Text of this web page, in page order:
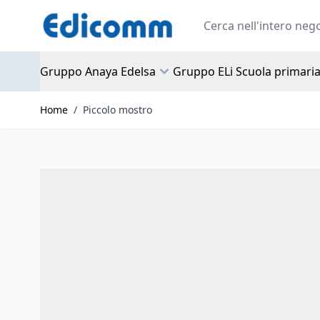
Search
Gruppo Anaya Edelsa Gruppo ELi Scuola primaria
Home / Piccolo mostro